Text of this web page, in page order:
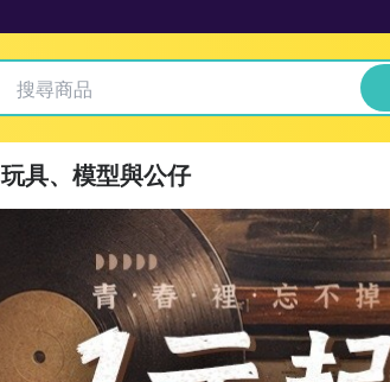
玩具、模型與公仔